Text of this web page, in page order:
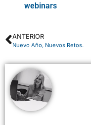
webinars
ANTERIOR
Nuevo Año, Nuevos Retos.